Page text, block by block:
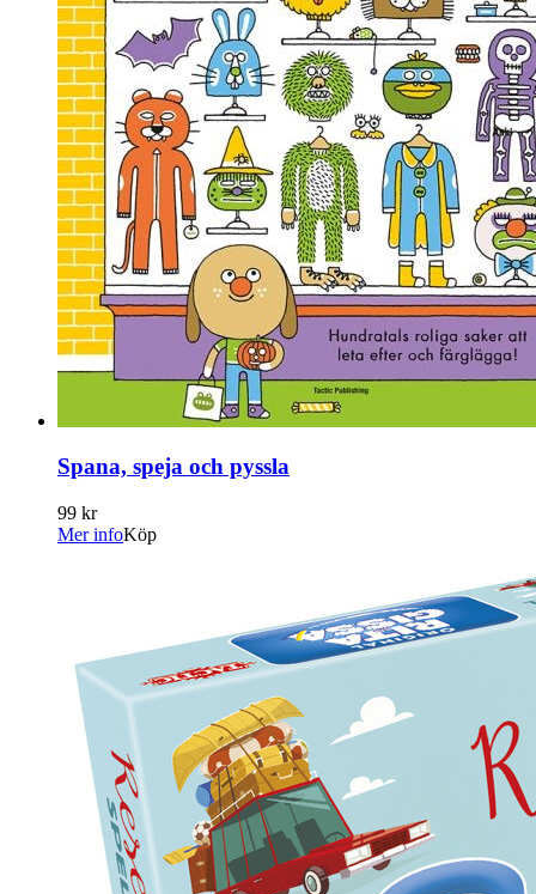
Spana, speja och pyssla
99 kr
Mer infoKöp